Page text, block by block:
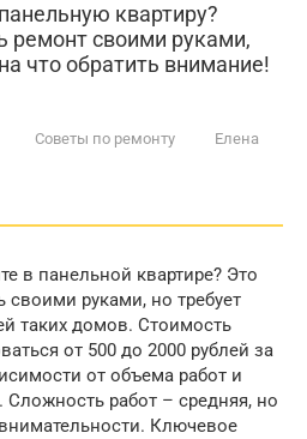
квартиру?
ремонт своими руками,
что обратить внимание!
Советы по ремонту
Елена
в панельной квартире? Это
своими руками, но требует
таких домов. Стоимость
от 500 до 2000 рублей за
от объема работ и
работ – средняя, но
Ключевое